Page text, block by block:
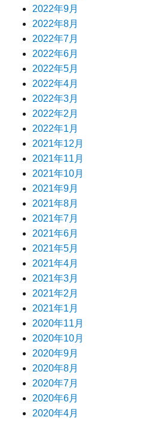
2022年9月
2022年8月
2022年7月
2022年6月
2022年5月
2022年4月
2022年3月
2022年2月
2022年1月
2021年12月
2021年11月
2021年10月
2021年9月
2021年8月
2021年7月
2021年6月
2021年5月
2021年4月
2021年3月
2021年2月
2021年1月
2020年11月
2020年10月
2020年9月
2020年8月
2020年7月
2020年6月
2020年4月